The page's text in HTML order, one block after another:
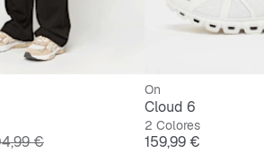
original
€
On
Cloud 6
2 Colores
Precio
159,99 €